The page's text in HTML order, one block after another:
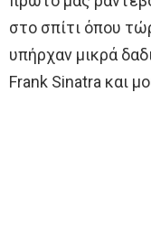
στο σπίτι όπου
υπήρχαν μικρά
Frank Sinatra και